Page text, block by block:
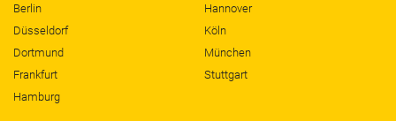
Berlin
Düsseldorf
Dortmund
Frankfurt
Hamburg
Hannover
Köln
München
Stuttgart